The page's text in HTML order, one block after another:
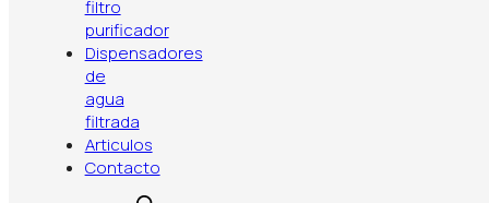
filtro
purificador
Dispensadores
de
agua
filtrada
Articulos
Contacto
inversa de encimera.
Ejemplo:
si tu principal queja es “el agua sabe a piscina”, una jarra
con buenos cartuchos suele cambiarlo mucho. Si tu queja es “tardo
demasiado en filtrar y cocino a diario”, el grifo filtrante gana por
2) Calcula consumo diario y coste por litro (sin
obsesionarte)